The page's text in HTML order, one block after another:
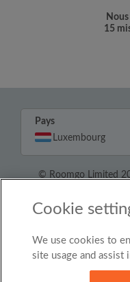
15
Pays
Luxembourg
© Roomgo Limited
Cookie
We use cookies to
site usage and assist